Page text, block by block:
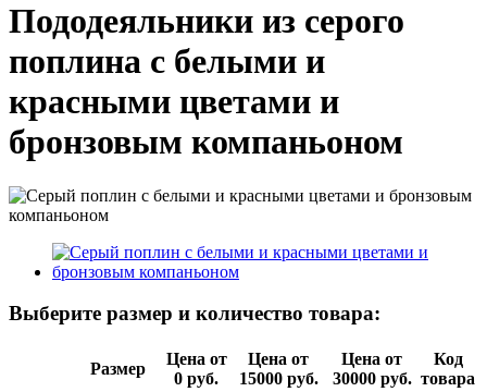
Пододеяльники из серого
поплина с белыми и
красными цветами и
бронзовым компаньоном
Выберите размер и количество товара:
Размер
Цена от
0 руб.
Цена от
15000 руб.
Цена от
30000 руб.
Код
товара